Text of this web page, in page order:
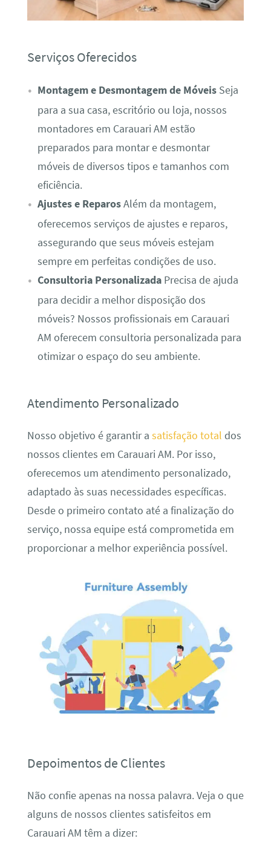
Serviços Oferecidos
Montagem e Desmontagem de MóveisSeja
para a sua casa, escritório ou loja, nossos
montadores em Carauari AM estão
preparados para montar e desmontar
móveis de diversos tipos e tamanhos com
eficiência.
Ajustes e ReparosAlém da montagem,
oferecemos serviços de ajustes e reparos,
assegurando que seus móveis estejam
sempre em perfeitas condições de uso.
Consultoria PersonalizadaPrecisa de ajuda
para decidir a melhor disposição dos
móveis? Nossos profissionais em Carauari
AM oferecem consultoria personalizada para
otimizar o espaço do seu ambiente.
Atendimento Personalizado
Nosso objetivo é garantir a satisfação total dos
nossos clientes em Carauari AM. Por isso,
oferecemos um atendimento personalizado,
adaptado às suas necessidades específicas.
Desde o primeiro contato até a finalização do
serviço, nossa equipe está comprometida em
proporcionar a melhor experiência possível.
Depoimentos de Clientes
Não confie apenas na nossa palavra. Veja o que
alguns de nossos clientes satisfeitos em
Carauari AM têm a dizer: